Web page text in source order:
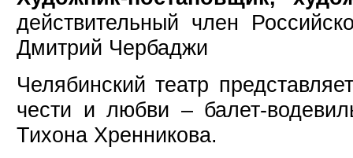
действительный член
Дмитрий Чербаджи
Челябинский театр
чести и любви – балет-
Тихона Хренникова.